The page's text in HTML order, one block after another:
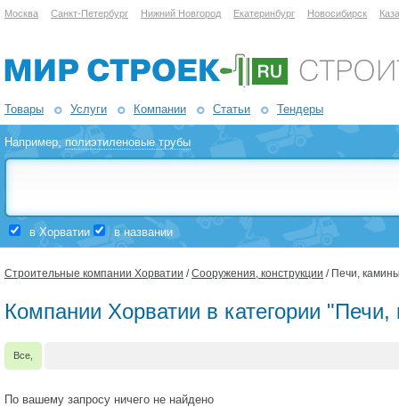
Москва Санкт-Петербург Нижний Новгород Екатеринбург Новосибирск
Товары Услуги Компании Статьи Тендеры
Например,полиэтиленовые трубы
в Хорватии в названии
Строительные компании Хорватии /Сооружения, конструкции / Печи,
Компании Хорватии в категории
Все,
По вашему запросу ничего не найдено